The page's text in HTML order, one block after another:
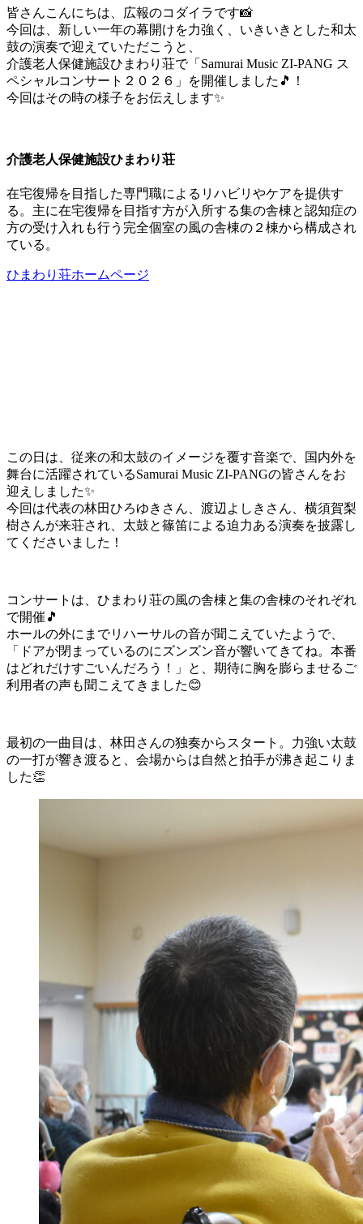
皆さんこんにちは、広報のコダイラです📸
今回は、新しい一年の幕開けを力強く、いきいきとした和太
鼓の演奏で迎えていただこうと、
介護老人保健施設ひまわり荘で「Samurai Music ZI-PANG ス
ペシャルコンサート２０２６」を開催しました🎵！
今回はその時の様子をお伝えします✨
介護老人保健施設ひまわり荘
在宅復帰を目指した専門職によるリハビリやケアを提供す
る。主に在宅復帰を目指す方が入所する集の舎棟と認知症の
方の受け入れも行う完全個室の風の舎棟の２棟から構成され
ている。
ひまわり荘ホームページ
この日は、従来の和太鼓のイメージを覆す音楽で、国内外を
舞台に活躍されているSamurai Music ZI-PANGの皆さんをお
迎えしました✨
今回は代表の林田ひろゆきさん、渡辺よしきさん、横須賀梨
樹さんが来荘され、太鼓と篠笛による迫力ある演奏を披露し
てくださいました！
コンサートは、ひまわり荘の風の舎棟と集の舎棟のそれぞれ
で開催🎵
ホールの外にまでリハーサルの音が聞こえていたようで、
「ドアが閉まっているのにズンズン音が響いてきてね。本番
はどれだけすごいんだろう！」と、期待に胸を膨らませるご
利用者の声も聞こえてきました😊
最初の一曲目は、林田さんの独奏からスタート。力強い太鼓
の一打が響き渡ると、会場からは自然と拍手が沸き起こりま
した👏